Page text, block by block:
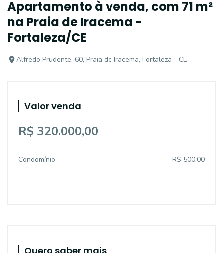
Apartamento à venda, com 71 m²
na Praia de Iracema -
Fortaleza/CE
Alfredo Prudente, 60, Praia de Iracema, Fortaleza - CE
Valor venda
R$ 320.000,00
Condomínio R$ 500,00
Quero saber mais